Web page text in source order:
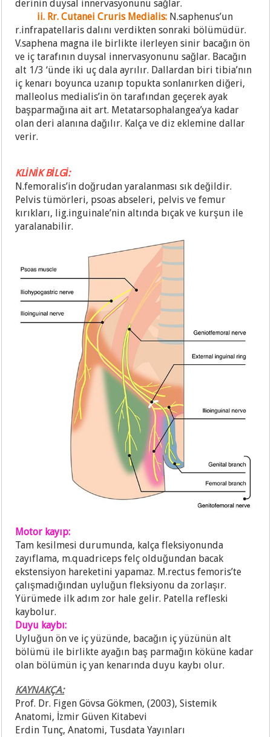
derinin duysal innervasyonunu sağlar.
ii. Rr. Cutanei Cruris Medialis: N.saphenus’un
r.infrapatellaris dalını verdikten sonraki bölümüdür.
V.saphena magna ile birlikte ilerleyen sinir bacağın ön
ve iç tarafının duysal innervasyonunu sağlar. Bacağın
alt 1/3 ‘ünde iki uç dala ayrılır. Dallardan biri tibia’nın
iç kenarı boyunca uzanıp topukta sonlanırken diğeri,
malleolus medialis’in ön tarafından geçerek ayak
başparmağına ait art. Metatarsophalangea’ya kadar
olan deri alanına dağılır. Kalça ve diz eklemine dallar
verir.
KLİNİK BİLGİ:
N.femoralis’in doğrudan yaralanması sık değildir.
Pelvis tümörleri, psoas abseleri, pelvis ve femur
kırıkları, lig.inguinale’nin altında bıçak ve kurşun ile
yaralanabilir.
Motor kayıp:
Tam kesilmesi durumunda, kalça fleksiyonunda
zayıflama, m.quadriceps felç olduğundan bacak
ekstensiyon hareketini yapamaz. M.rectus femoris’te
çalışmadığından uyluğun fleksiyonu da zorlaşır.
Yürümede ilk adım zor hale gelir. Patella refleski
kaybolur.
Duyu kaybı:
Uyluğun ön ve iç yüzünde, bacağın iç yüzünün alt
bölümü ile birlikte ayağın baş parmağın köküne kadar
olan bölümün iç yan kenarında duyu kaybı olur.
KAYNAKÇA:
Prof. Dr. Figen Gövsa Gökmen, (2003), Sistemik
Anatomi, İzmir Güven Kitabevi
Erdin Tunç, Anatomi, Tusdata Yayınları